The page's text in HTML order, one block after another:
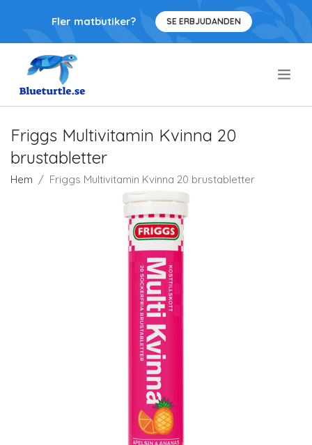
Fler matbutiker? SE ERBJUDANDEN
Friggs Multivitamin Kvinna 20
brustabletter
Hem Friggs Multivitamin Kvinna 20 brustabletter